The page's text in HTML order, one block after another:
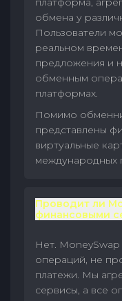
обмена у
Пользователи
реальном
предложения и
обменным
платформах.
Помимо
представлены
виртуальные
международных
Проводит ли
финансовыми
Нет.
операций, не
платежи. Мы
сервисы, а все